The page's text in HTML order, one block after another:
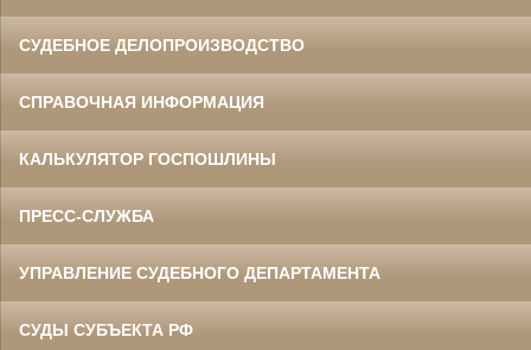
СУДЕБНОЕ ДЕЛОПРОИЗВОДСТВО
СПРАВОЧНАЯ ИНФОРМАЦИЯ
КАЛЬКУЛЯТОР ГОСПОШЛИНЫ
ПРЕСС-СЛУЖБА
УПРАВЛЕНИЕ СУДЕБНОГО ДЕПАРТАМЕНТА
СУДЫ СУБЪЕКТА РФ